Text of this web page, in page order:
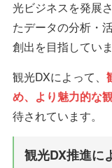
光ビジネスを発展
たデータの分析・
創出を目指していま
観光DXによって、
め、より魅力的な
待されています。
観光DX推進に